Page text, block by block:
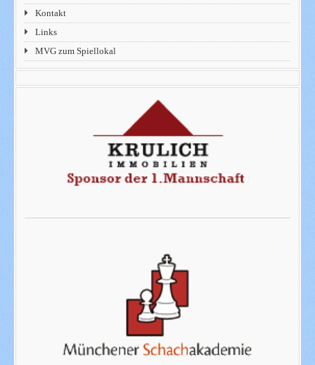
Kontakt
Links
MVG zum Spiellokal